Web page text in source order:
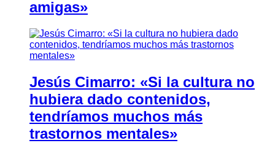
amigas»
Jesús Cimarro: «Si la cultura no
hubiera dado contenidos,
tendríamos muchos más
trastornos mentales»